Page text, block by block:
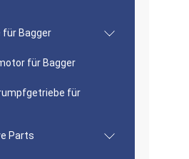
Bagger
für Bagger
für
Parts